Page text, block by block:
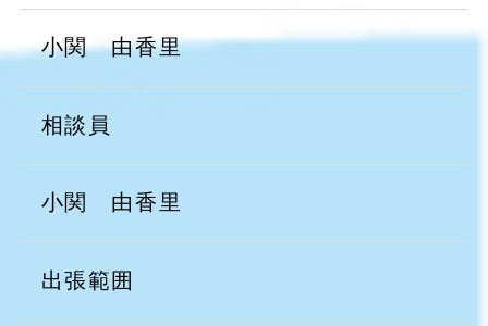
小関 由香里
相談員
小関 由香里
出張範囲